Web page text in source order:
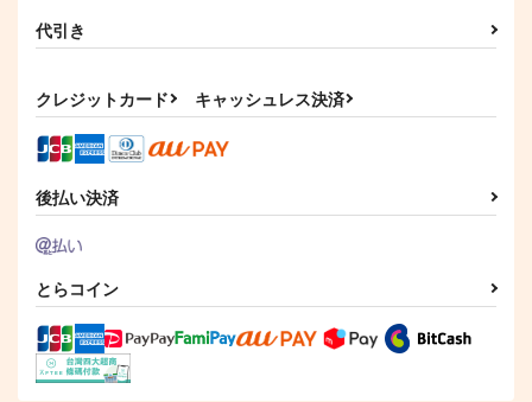
白雪姫
1,572円（税込）
アルハイゼン×カーヴェ
944 円
こた屋
944円
代引き
クレジットカード キャッシュレス決済
後払い決済
とらコイン